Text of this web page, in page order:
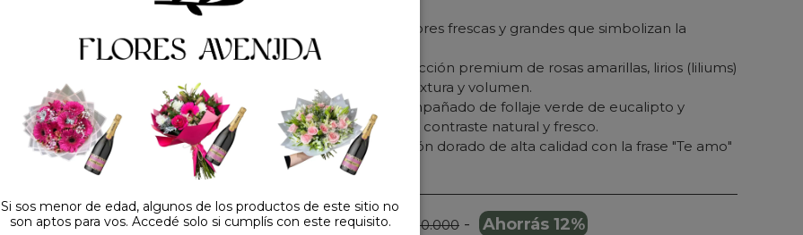
Flores frescas y grandes que simbolizan la
admiración y la felicidad.
Una selección premium de rosas amarillas, lirios (liliums)
y crisantemos que aportan textura y volumen.
Detalles de Elegancia:
Acompañado de follaje verde de eucalipto y
delicadas astromelias para un contraste natural y fresco.
Globo Metalizado:Un corazón dorado de alta calidad con la frase "Te amo"
en caligrafía elegante.
Precio: $ 220.000- $ 250.000 - Ahorrás 12%
Si sos menor de edad, algunos de los productos de este sitio no
son aptos para vos. Accedé solo si cumplís con este requisito.